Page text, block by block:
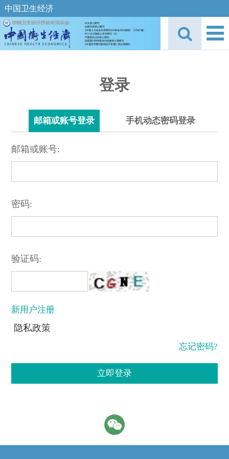
中国卫生经济
登录
邮箱或账号登录 手机动态密码登录
邮箱或账号:
密码:
验证码:
新用户注册
隐私政策
忘记密码?
立即登录